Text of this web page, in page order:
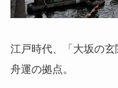
江戸時代、「大坂の
舟運の拠点。